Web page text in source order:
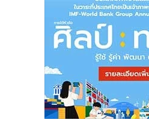
กรุงเกษม บริเวณหน้าวัดมกุฎกษัตริ
ถนนสุขุมวิท ถนนพระรามที่ 4 ถน
ถนนสุนทรโกษา ถนนรัชดาภิเษก ซ.
คลองเตย, บริเวณซอยสาธุประดิษ
1058/2 ถนนพระรามที่ 3 บริเวณห
332